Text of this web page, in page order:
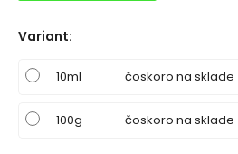
Variant:
10ml čoskoro na sklade
100g čoskoro na sklade